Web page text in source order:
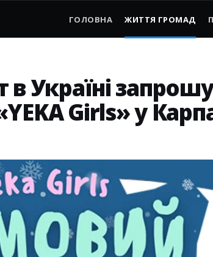
ГОЛОВНА ЖИТТЯ ГРОМАД
в Україні
Girls» у